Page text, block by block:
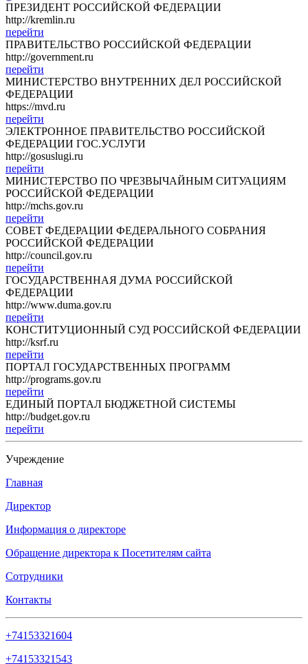
ПРЕЗИДЕНТ РОССИЙСКОЙ ФЕДЕРАЦИИ
http://kremlin.ru
перейти
ПРАВИТЕЛЬСТВО РОССИЙСКОЙ ФЕДЕРАЦИИ
http://government.ru
перейти
МИНИСТЕРСТВО ВНУТРЕННИХ ДЕЛ РОССИЙСКОЙ
ФЕДЕРАЦИИ
https://mvd.ru
перейти
ЭЛЕКТРОННОЕ ПРАВИТЕЛЬСТВО РОССИЙСКОЙ
ФЕДЕРАЦИИ ГОС.УСЛУГИ
http://gosuslugi.ru
перейти
МИНИСТЕРСТВО ПО ЧРЕЗВЫЧАЙНЫМ СИТУАЦИЯМ
РОССИЙСКОЙ ФЕДЕРАЦИИ
http://mchs.gov.ru
перейти
СОВЕТ ФЕДЕРАЦИИ ФЕДЕРАЛЬНОГО СОБРАНИЯ
РОССИЙСКОЙ ФЕДЕРАЦИИ
http://council.gov.ru
перейти
ГОСУДАРСТВЕННАЯ ДУМА РОССИЙСКОЙ
ФЕДЕРАЦИИ
http://www.duma.gov.ru
перейти
КОНСТИТУЦИОННЫЙ СУД РОССИЙСКОЙ ФЕДЕРАЦИИ
http://ksrf.ru
перейти
ПОРТАЛ ГОСУДАРСТВЕННЫХ ПРОГРАММ
http://programs.gov.ru
перейти
ЕДИНЫЙ ПОРТАЛ БЮДЖЕТНОЙ СИСТЕМЫ
http://budget.gov.ru
перейти
Учреждение
Главная
Директор
Информация о директоре
Обращение директора к Посетителям сайта
Сотрудники
Контакты
+74153321604
+74153321543